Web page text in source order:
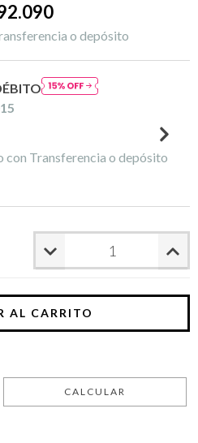
o depósito
con Transferencia o depósito
CALCULAR